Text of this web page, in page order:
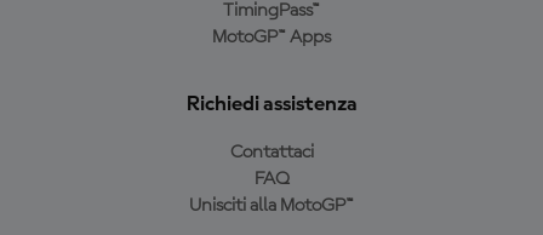
TimingPass™
MotoGP™ Apps
Richiedi assistenza
Contattaci
FAQ
Unisciti alla MotoGP™